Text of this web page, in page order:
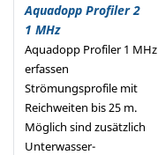
Aquadopp Profiler 2
1 MHz
Aquadopp Profiler 1 MHz
erfassen
Strömungsprofile mit
Reichweiten bis 25 m.
Möglich sind zusätzlich
Unterwasser-